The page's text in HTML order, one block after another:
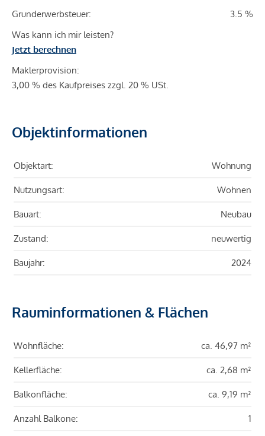
Grunderwerbsteuer:
3.5 %
Was kann ich mir leisten?
Jetzt berechnen
Maklerprovision:
3,00 % des Kaufpreises zzgl. 20 % USt.
Objektinformationen
Objektart: Wohnung
Nutzungsart: Wohnen
Bauart: Neubau
Zustand: neuwertig
Baujahr: 2024
Rauminformationen & Flächen
Wohnfläche: ca. 46,97 m²
Kellerfläche: ca. 2,68 m²
Balkonfläche: ca. 9,19 m²
Anzahl Balkone: 1